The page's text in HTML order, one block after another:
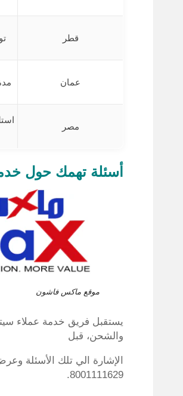
قطر
عمان مدة
مصر
أسئلة تهمك حول
موقع ماكس فاشون
يستقبل فريق خدمة عملاء
والشحن، قبل
الإشارة الي تلك الأسئلة
8001111629.